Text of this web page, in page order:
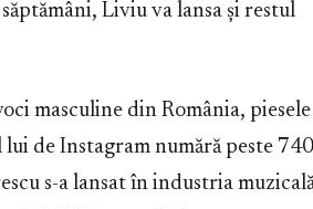
Liviu va lansa și restul
masculine din România, piesele
de Instagram numără peste
s-a lansat în industria